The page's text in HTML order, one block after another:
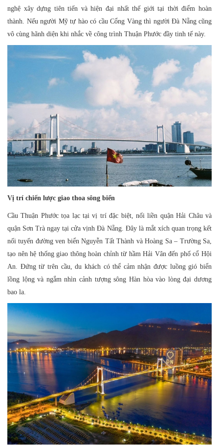
nghệ xây dựng tiên tiến và hiện đại nhất thế giới tại thời điểm hoàn
thành. Nếu người Mỹ tự hào có cầu Cổng Vàng thì người Đà Nẵng cũng
vô cùng hãnh diện khi nhắc về công trình Thuận Phước đầy tinh tế này.
Vị trí chiến lược giao thoa sông biển
Cầu Thuận Phước tọa lạc tại vị trí đặc biệt, nối liền quận Hải Châu và
quận Sơn Trà ngay tại cửa vịnh Đà Nẵng. Đây là mắt xích quan trọng kết
nối tuyến đường ven biển Nguyễn Tất Thành và Hoàng Sa – Trường Sa,
tạo nên hệ thống giao thông hoàn chỉnh từ hầm Hải Vân đến phố cổ Hội
An. Đứng từ trên cầu, du khách có thể cảm nhận được luồng gió biển
lồng lộng và ngắm nhìn cảnh tượng sông Hàn hòa vào lòng đại dương
bao la.